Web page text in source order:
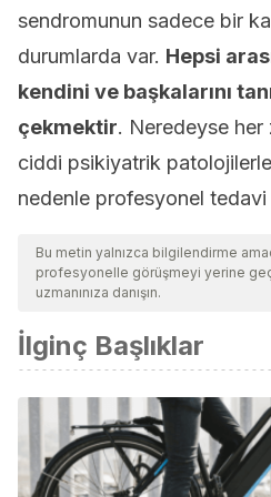
sendromunun sadece bir
durumlarda var. Hepsi
kendini ve başkalarını
çekmektir. Neredeyse her
ciddi psikiyatrik patolojilerle
nedenle profesyonel tedavi
Bu metin yalnızca bilgilendirme
profesyonelle görüşmeyi yerine
uzmanınıza danışın.
İlginç Başlıklar